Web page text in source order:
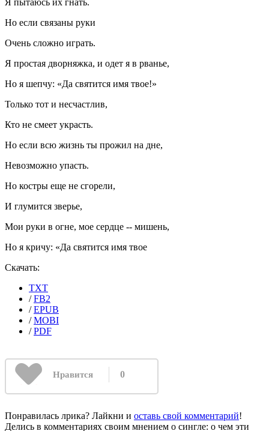
Я пытаюсь их гнать.
Но если связаны руки
Очень сложно играть.
Я простая дворняжка, и одет я в рванье,
Но я шепчу: «Да святится имя твое!»
Только тот и несчастлив,
Кто не смеет украсть.
Но если всю жизнь ты прожил на дне,
Невозможно упасть.
Но костры еще не сгорели,
И глумится зверье,
Мои руки в огне, мое сердце -- мишень,
Но я кричу: «Да святится имя твое
Скачать:
TXT
/FB2
/EPUB
/MOBI
/PDF
Нравится 0
Понравилась лрика? Лайкни и оставь свой комментарий!
Делись в комментариях своим мнением о сингле: о чем эти